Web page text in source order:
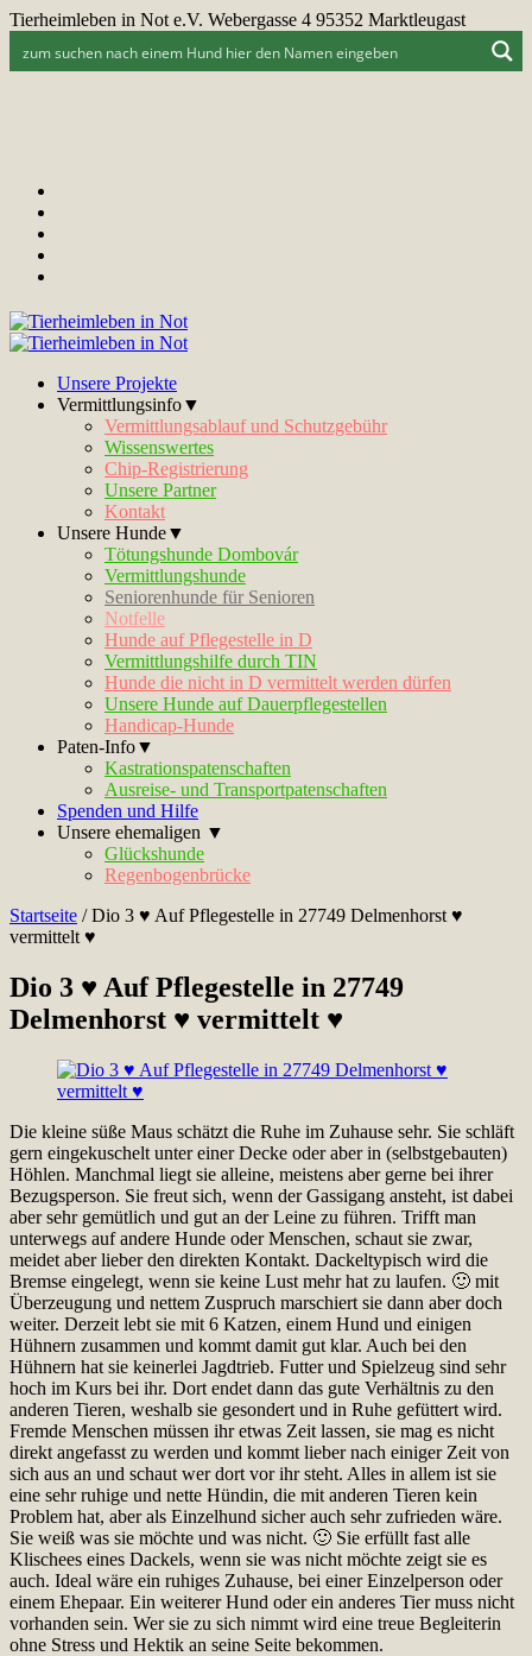
Tierheimleben in Not e.V. Webergasse 4 95352 Marktleugast
Unsere Projekte
Vermittlungsinfo▼
Vermittlungsablauf und Schutzgebühr
Wissenswertes
Chip-Registrierung
Unsere Partner
Kontakt
Unsere Hunde▼
Tötungshunde Dombovár
Vermittlungshunde
Seniorenhunde für Senioren
Notfelle
Hunde auf Pflegestelle in D
Vermittlungshilfe durch TIN
Hunde die nicht in D vermittelt werden dürfen
Unsere Hunde auf Dauerpflegestellen
Handicap-Hunde
Paten-Info▼
Kastrationspatenschaften
Ausreise- und Transportpatenschaften
Spenden und Hilfe
Unsere ehemaligen ▼
Glückshunde
Regenbogenbrücke
Startseite /Dio 3 ♥ Auf Pflegestelle in 27749 Delmenhorst ♥
vermittelt ♥
Dio 3 ♥ Auf Pflegestelle in 27749
Delmenhorst ♥ vermittelt ♥
Die kleine süße Maus schätzt die Ruhe im Zuhause sehr. Sie schläft
gern eingekuschelt unter einer Decke oder aber in (selbstgebauten)
Höhlen. Manchmal liegt sie alleine, meistens aber gerne bei ihrer
Bezugsperson. Sie freut sich, wenn der Gassigang ansteht, ist dabei
aber sehr gemütlich und gut an der Leine zu führen. Trifft man
unterwegs auf andere Hunde oder Menschen, schaut sie zwar,
meidet aber lieber den direkten Kontakt. Dackeltypisch wird die
Bremse eingelegt, wenn sie keine Lust mehr hat zu laufen. 🙂 mit
Überzeugung und nettem Zuspruch marschiert sie dann aber doch
weiter. Derzeit lebt sie mit 6 Katzen, einem Hund und einigen
Hühnern zusammen und kommt damit gut klar. Auch bei den
Hühnern hat sie keinerlei Jagdtrieb. Futter und Spielzeug sind sehr
hoch im Kurs bei ihr. Dort endet dann das gute Verhältnis zu den
anderen Tieren, weshalb sie gesondert und in Ruhe gefüttert wird.
Fremde Menschen müssen ihr etwas Zeit lassen, sie mag es nicht
direkt angefasst zu werden und kommt lieber nach einiger Zeit von
sich aus an und schaut wer dort vor ihr steht. Alles in allem ist sie
eine sehr ruhige und nette Hündin, die mit anderen Tieren kein
Problem hat, aber als Einzelhund sicher auch sehr zufrieden wäre.
Sie weiß was sie möchte und was nicht. 🙂 Sie erfüllt fast alle
Klischees eines Dackels, wenn sie was nicht möchte zeigt sie es
auch. Ideal wäre ein ruhiges Zuhause, bei einer Einzelperson oder
einem Ehepaar. Ein weiterer Hund oder ein anderes Tier muss nicht
vorhanden sein. Wer sie zu sich nimmt wird eine treue Begleiterin
ohne Stress und Hektik an seine Seite bekommen.